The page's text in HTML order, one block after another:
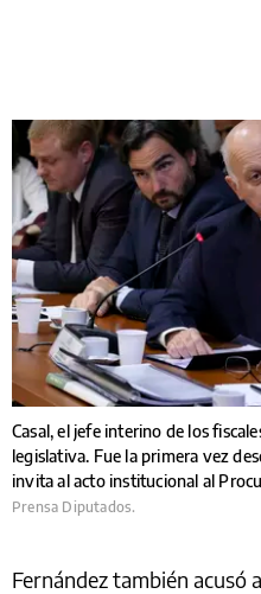
Casal, el jefe interino de los
legislativa. Fue la primera vez
invita al acto institucional al
Prensa Diputados.
Fernández también acusó